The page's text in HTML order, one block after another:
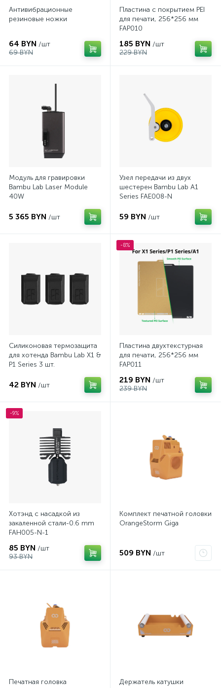
Антивибрационные
резиновые ножки
64 BYN /шт
69 BYN
Пластина с покрытием PEI
для печати, 256*256 мм
FAP010
185 BYN /шт
229 BYN
Модуль для гравировки
Bambu Lab Laser Module
40W
5 365 BYN /шт
Узел передачи из двух
шестерен Bambu Lab A1
Series FAE008-N
59 BYN /шт
Силиконовая термозащита
для хотенда Bambu Lab X1 &
P1 Series 3 шт.
42 BYN /шт
-8%
Пластина двухтекстурная
для печати, 256*256 мм
FAP011
219 BYN /шт
239 BYN
-9%
Хотэнд с насадкой из
закаленной стали-0.6 mm
FAH005-N-1
85 BYN /шт
93 BYN
Комплект печатной головки
OrangeStorm Giga
509 BYN /шт
Печатная головка
Держатель катушки